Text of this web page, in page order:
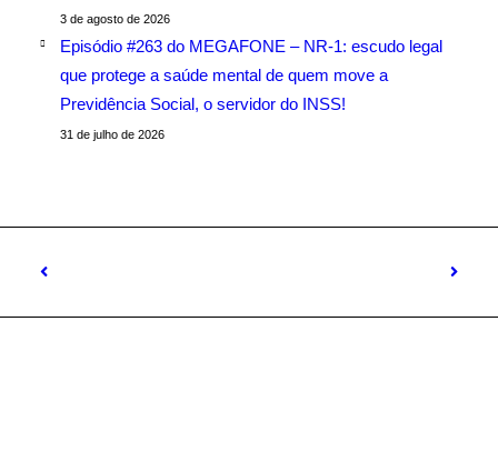
3 de agosto de 2026
Episódio #263 do MEGAFONE – NR-1: escudo legal
que protege a saúde mental de quem move a
Previdência Social, o servidor do INSS!
31 de julho de 2026